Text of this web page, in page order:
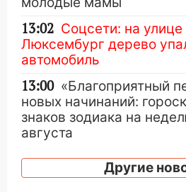
13:02 Соцсети: на
Люксембург дерево
автомобиль
13:00 «Благоприятный
новых начинаний:
знаков зодиака на
августа
13:00 На проспекте
Ульяновске Другие